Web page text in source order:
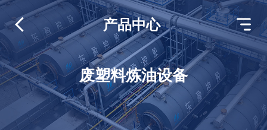
废塑料炼油设备
产品中心